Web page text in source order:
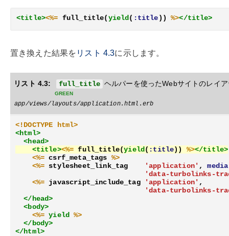
<title><%= full_title(yield( :title)) %></title>
置き換えた結果を リスト 4.3に示します。
リスト 4.3: full_title ヘルパーを使ったWebサイトのレイ
green
app/views/layouts/application.html.erb
<!DOCTYPE html>
<html>
<head>
<title><%= full_title(yield( :title)) %></title>
<%= csrf_meta_tags %>
<%= stylesheet_link_tag 'application' , media
'data-turbolinks-
<%= javascript_include_tag 'application' ,
'data-turbolinks-
</head>
<body>
<%= yield %>
</body>
</html>